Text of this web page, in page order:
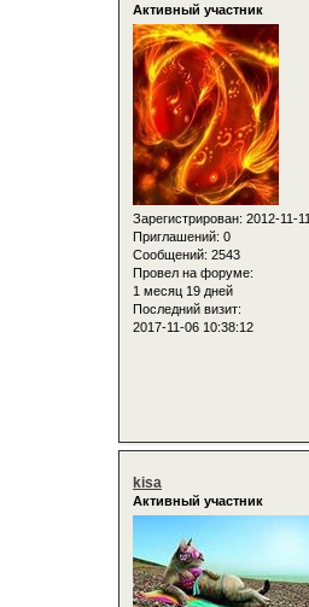
Активный участник
Зарегистрирован: 2012-11-11
Приглашений: 0
Сообщений: 2543
Провел на форуме:
1 месяц 19 дней
Последний визит:
2017-11-06 10:38:12
kisa
Активный участник